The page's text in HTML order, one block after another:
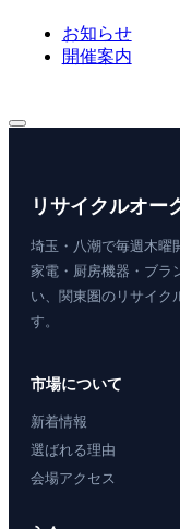
お知らせ
開催案内
リサイクルオー
埼玉・八潮で毎週木曜
家電・厨房機器・ブラ
い、関東圏のリサイク
す。
市場について
新着情報
選ばれる理由
会場アクセス